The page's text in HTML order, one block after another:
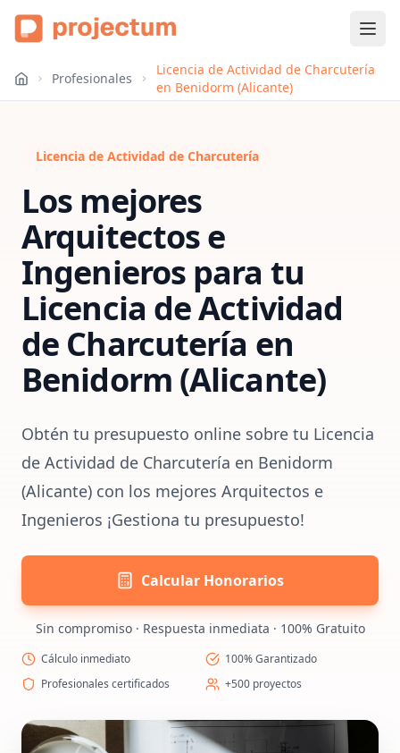
Profesionales
Licencia de Actividad de Charcutería
en Benidorm (Alicante)
Licencia de Actividad de Charcutería
Los mejores
Arquitectos e
Ingenieros para tu
Licencia de Actividad
de Charcutería en
Benidorm (Alicante)
Obtén tu presupuesto online sobre tu Licencia
de Actividad de Charcutería en Benidorm
(Alicante) con los mejores Arquitectos e
Ingenieros ¡Gestiona tu presupuesto!
Calcular Honorarios
Sin compromiso · Respuesta inmediata · 100% Gratuito
Cálculo inmediato
100% Garantizado
Profesionales certificados
+500 proyectos